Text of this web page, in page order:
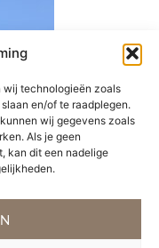
wij technologieën zoals
en/of te raadplegen.
wij gegevens zoals
Als je geen
kan dit een nadelige